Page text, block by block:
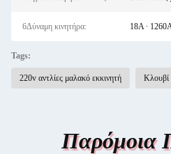
6Δύναμη κινητήρα: 18A ∙
Tags:
220v αντλίες μαλακό εκκινητή Κλουβί
Παρόμοια